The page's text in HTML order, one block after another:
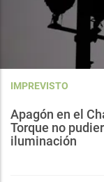
IMPREVISTO
Apagón en el
Torque no
iluminación